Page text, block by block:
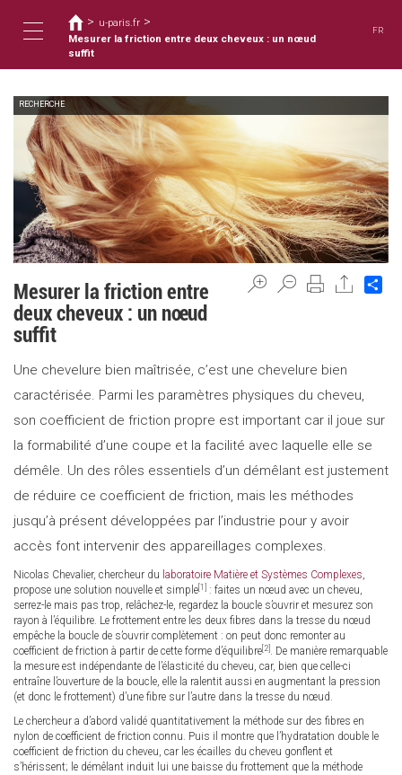
容
Toggle
navigation
您
在
這
裡
> u-paris.fr >
Mesurer la friction entre deux cheveux : un nœud
suffit
FR
RECHERCHE
Mesurer la friction entre
deux cheveux : un nœud
suffit
Une chevelure bien maîtrisée, c’est une chevelure bien
caractérisée. Parmi les paramètres physiques du cheveu,
son coefficient de friction propre est important car il joue sur
la formabilité d’une coupe et la facilité avec laquelle elle se
démêle. Un des rôles essentiels d’un démêlant est justement
de réduire ce coefficient de friction, mais les méthodes
jusqu’à présent développées par l’industrie pour y avoir
accès font intervenir des appareillages complexes.
Nicolas Chevalier, chercheur du laboratoire Matière et Systèmes Complexes,
propose une solution nouvelle et simple [1]
: faites un nœud avec un cheveu,
serrez-le mais pas trop, relâchez-le, regardez la boucle s’ouvrir et mesurez son
rayon à l’équilibre. Le frottement entre les deux fibres dans la tresse du nœud
empêche la boucle de s’ouvrir complètement : on peut donc remonter au
coefficient de friction à partir de cette forme d’équilibre [2] . De manière remarquable
la mesure est indépendante de l’élasticité du cheveu, car, bien que celle-ci
entraîne l’ouverture de la boucle, elle la ralentit aussi en augmentant la pression
(et donc le frottement) d’une fibre sur l’autre dans la tresse du nœud.
Le chercheur a d’abord validé quantitativement la méthode sur des fibres en
nylon de coefficient de friction connu. Puis il montre que l’hydratation double le
coefficient de friction du cheveu, car les écailles du cheveu gonflent et
s’hérissent; le démêlant induit lui une baisse du frottement que la méthode